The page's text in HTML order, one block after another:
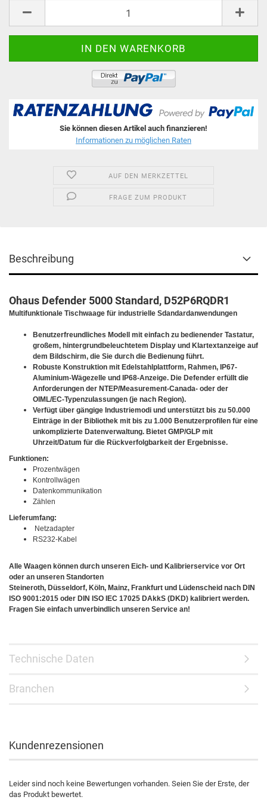
Sie können diesen Artikel auch finanzieren!
Informationen zu möglichen Raten
AUF DEN MERKZETTEL
FRAGE ZUM PRODUKT
Beschreibung
Ohaus Defender 5000 Standard, D52P6RQDR1
Multifunktionale Tischwaage für industrielle Sdandardanwendungen
Benutzerfreundliches Modell mit einfach zu bedienender Tastatur,
großem, hintergrundbeleuchtetem Display und Klartextanzeige auf
dem Bildschirm, die Sie durch die Bedienung führt.
Robuste Konstruktion mit Edelstahlplattform, Rahmen, IP67-
Aluminium-Wägezelle und IP68-Anzeige. Die Defender erfüllt die
Anforderungen der NTEP/Measurement-Canada- oder der
OIML/EC-Typenzulassungen (je nach Region).
Verfügt über gängige Industriemodi und unterstützt bis zu 50.000
Einträge in der Bibliothek mit bis zu 1.000 Benutzerprofilen für eine
unkomplizierte Datenverwaltung. Bietet GMP/GLP mit
Uhrzeit/Datum für die Rückverfolgbarkeit der Ergebnisse.
Funktionen:
Prozentwägen
Kontrollwägen
Datenkommunikation
Zählen
Lieferumfang:
Netzadapter
RS232-Kabel
Alle Waagen können durch unseren Eich- und Kalibrierservice vor Ort
oder an unseren Standorten
Steineroth, Düsseldorf, Köln, Mainz, Frankfurt und Lüdenscheid nach DIN
ISO 9001:2015 oder DIN ISO IEC 17025 DAkkS (DKD) kalibriert werden.
Fragen Sie einfach unverbindlich unseren Service an!
Technische Daten
Branchen
Kundenrezensionen
Leider sind noch keine Bewertungen vorhanden. Seien Sie der Erste, der
das Produkt bewertet.